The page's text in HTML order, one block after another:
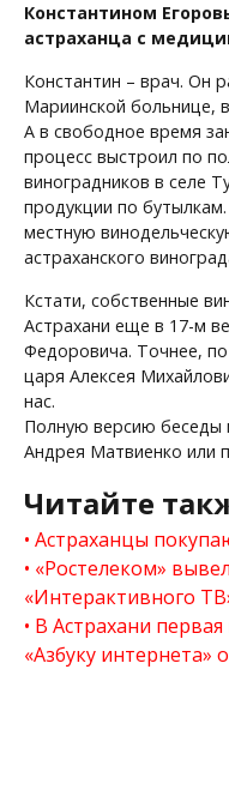
Константином
астраханца с
Константин – врач. Он
Мариинской больнице,
А в свободное время
процесс выстроил по
виноградников в селе
продукции по
местную
астраханского
Кстати, собственные
Астрахани еще в 17-м
Федоровича. Точнее, по
царя Алексея
нас.
Полную версию беседы
Андрея Матвиенко или
Читайте
Астраханцы
«Ростелеком»
«Интерактивного
В Астрахани
«Азбуку интернета»